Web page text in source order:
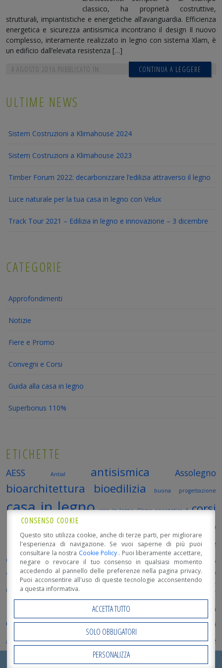
RICHIEDI ORA IL TUOPREVENTIVO!
classico, ha proprietà costruttive,
strutturali, impiantistiche e energetiche all’avanguardia. Efficienza
energetica e sicurezza antisismica incontrano il design Il nuovo
complesso, interamente realizzato in legno con sistema Xlam, è
un edificio dall’elevata resistenza […]
CONTINUA A LEGGERE
4 AGOSTO 2016 PUBBLICATO IN:
ULTIME NEWS
Sistem Costruzioni a Klimahouse 2024
Sistem Costruzioni a Klimahouse 2023
Timber Forum 2022: decarbonizzare l’edilizia attraverso il legno
Luce naturale per la tua casa in legno con Velux
Track Tour 2021 – Edilizia in legno e innovazione – 3 dicembre
CATEGORIE
Approfondimenti
Notizie
Fiere e Promo
Convegni e Corsi
Guida alla casa in legno
Superbonus 110%
ETICHETTE
AESS Antial antisismica Assolegno
bioarchitettura bioedilizia buona progettazione
casa in legno case in legno Classe energetica A corsi
professionali
Decreto
legge rilancio destinatari del superbonus ecosostenibile
edifici in legno Edilizia Edilizia sostenibile
EdillegnoArredo
energie rinnovabili FederlegnoArredo Fiera Milano Rho Formazione inGENIO
innovazione Interventi trainanti
MADE
Open Day 2018 promo_legno punti critici
qualità casa in legno Requisiti superbonus sicurezza legno soluzioni
al degrado sostenibile sostenibilità Terremoto nelle
Tipologie di intervento Track tour 2020
CONSENSO COOKIE
Questo sito utilizza cookie, anche di terze parti, per migliorare
l'esperienza di navigazione. Se vuoi saperne di più puoi
consultare la nostra Cookie Policy . Puoi liberamente accettare,
negare o revocare il tuo consenso in qualsiasi momento
accedendo al pannello delle preferenze nella pagina privacy.
Puoi acconsentire all'uso di queste tecnologie acconsentendo
a questa informativa.
ACCETTA TUTTO
SOLO OBBLIGATORI
PERSONALIZZA